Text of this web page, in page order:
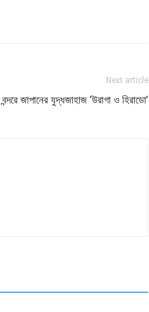
Next article
জাপানের যুদ্ধজাহাজ ‘উরাগা ও হিরাডো’